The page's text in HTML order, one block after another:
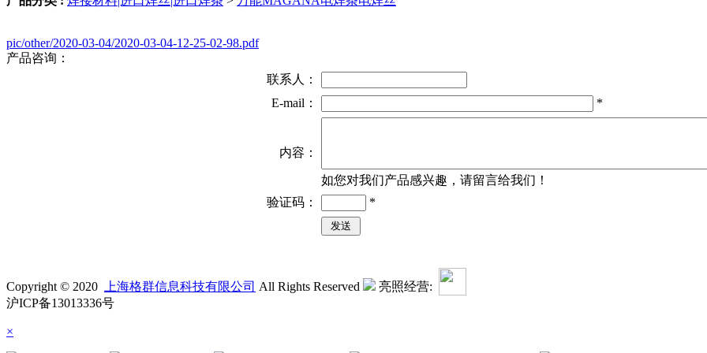
pic/other/2020-03-04/2020-03-04-12-25-02-98.pdf
产品咨询：
联系人：
E-mail：
*
内容：
如您对我们产品感兴趣，请留言给我们！
验证码：
*
Copyright © 2020 上海格群信息科技有限公司 All Rights Reserved
亮照经营:
沪ICP备13013336号
×